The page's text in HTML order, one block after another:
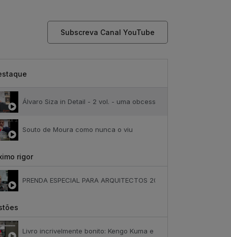
Subscreva Canal YouTube
Álvaro Siza in Detail - 2 vol. - uma obcessão
Souto de Moura como nunca o viu
rigor
PRENDA ESPECIAL PARA ARQUITECTOS 2023
Livro incrivelmente bonito: Kengo Kuma e Portugal